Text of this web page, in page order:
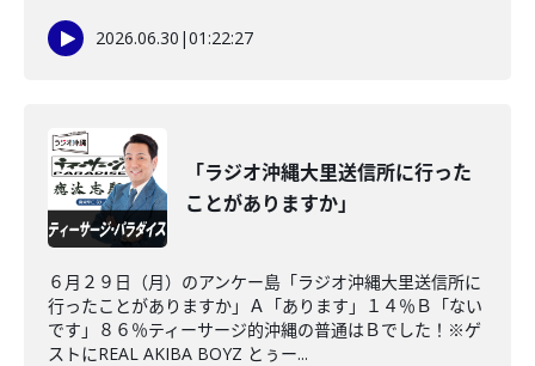
2026.06.30 |01:22:27
「ラジオ沖縄大里送信所に行った
ことがありますか」
６月２９日（月）のアンケー島「ラジオ沖縄大里送信所に
行ったことがありますか」Ａ「あります」１４％Ｂ「ない
です」８６％ティーサージ的沖縄の普通はＢでした！※ゲ
ストにREAL AKIBA BOYZ とぅー...